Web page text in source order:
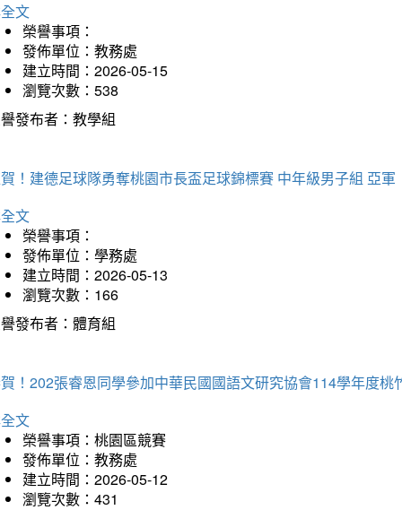
文
榮譽事項：
發佈單位：教務處
建立時間：2026-05-15
瀏覽次數：538
發布者：教學組
！建德足球隊勇奪桃園市長盃足球錦標賽 中年級男子組 亞軍
文
榮譽事項：
發佈單位：學務處
建立時間：2026-05-13
瀏覽次數：166
發布者：體育組
！202張睿恩同學參加中華民國國語文研究協會114學年度
文
榮譽事項：桃園區競賽
發佈單位：教務處
建立時間：2026-05-12
瀏覽次數：431